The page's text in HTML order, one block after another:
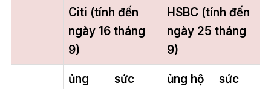
Citi (tính đến
ngày 16 tháng
9)
HSBC (tính đến
ngày 25 tháng
9)
ủng
sức
ủng hộ
sức